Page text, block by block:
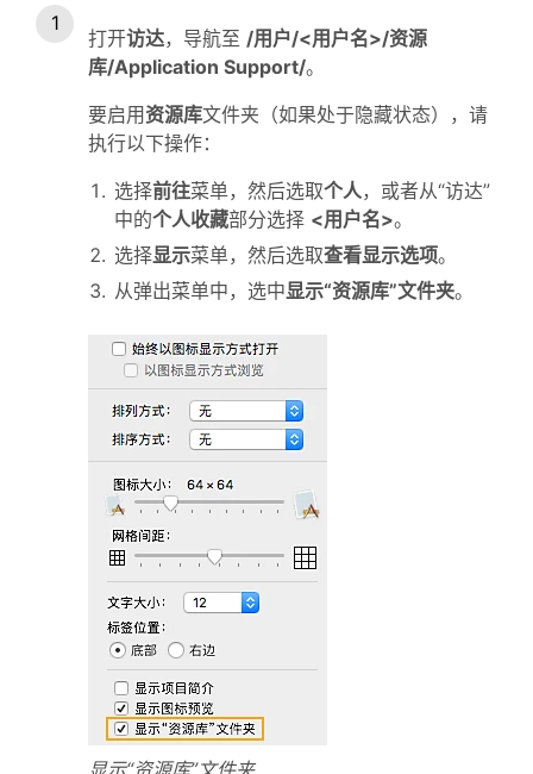
打开访达，导航至 /用户/<用户名>/资源
库/Application Support/。
要启用资源库文件夹（如果处于隐藏状态），请
执行以下操作：
选择前往菜单，然后选取个人，或者从“访达”
中的个人收藏部分选择 <用户名>。
选择显示菜单，然后选取查看显示选项。
从弹出菜单中，选中显示“资源库”文件夹。
显示“资源库”文件夹